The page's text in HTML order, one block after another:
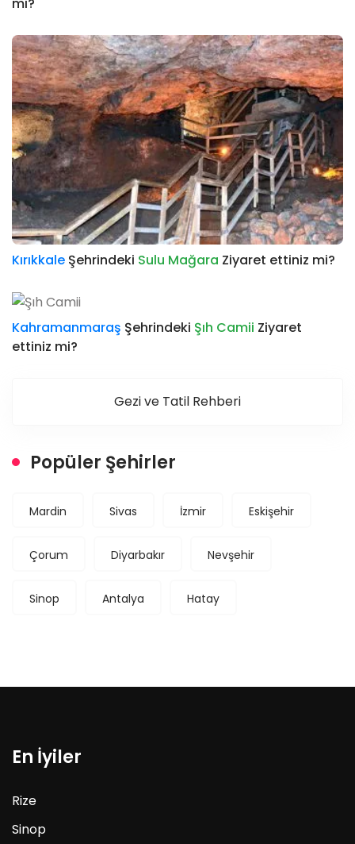
Kırıkkale Şehrindeki Sulu Mağara Ziyaret ettiniz mi?
Kahramanmaraş Şehrindeki Şıh Camii Ziyaret
ettiniz mi?
Gezi ve Tatil Rehberi
Popüler Şehirler
Mardin Sivas İzmir Eskişehir
Çorum Diyarbakır Nevşehir
Sinop Antalya Hatay
En İyiler
Rize
Sinop